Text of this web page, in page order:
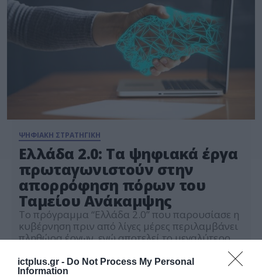
ictplus.gr - Do Not Process My Personal
Information
ΨΗΦΙΑΚΗ ΣΤΡΑΤΗΓΙΚΗ
Ελλάδα 2.0: Τα ψηφιακά έργα
πρωταγωνιστούν στην
απορρόφηση πόρων του
Ταμείου Ανάκαμψης
Το πρόγραμμα “Ελλάδα 2.0” που παρουσίασε η
κυβέρνηση πριν από λίγες μέρες περιλαμβάνει
πληθώρα έργων, ενώ αποτελεί το μεγαλύτερο
“πακέτο βοήθειας και επανεκκίνησης” που έχει
διαχειριστεί η χώρα τα τελευταία χρόνια. Στον
πυρήνα των έργων αυτών βρίσκεται η ψηφιακή